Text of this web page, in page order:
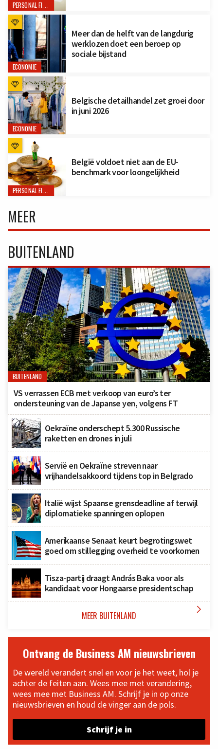
PERSONAL FINANCE
ECONOMIE
Meer dan de helft van de langdurig
werklozen doet een beroep op
sociale bijstand
ECONOMIE
Belgische detailhandel zet groei door
in juni 2026
PERSONAL FINANCE
België voldoet niet aan de EU-
benchmark voor loongelijkheid
MEER
BUITENLAND
BUITENLAND
VS verrassen ECB met verkoop van euro’s ter
ondersteuning van de Japanse yen, volgens FT
Oekraïne onderschept 5.300 Russische
raketten en drones in juli
Servië en Oekraïne streven naar
vrijhandelsakkoord tijdens top in Belgrado
Italië wijst Spaanse grensdeadline af terwijl
diplomatieke spanningen oplopen
Amerikaanse Senaat keurt begrotingswet
goed om stillegging overheid te voorkomen
Tisza-partij draagt András Baka voor als
kandidaat voor Hongaarse presidentschap
MEER BUITENLAND 
Ontvang de Business AM nieuwsbrieven
De wereld verandert snel en voor je het weet, hol je
achter de feiten aan. Wees mee met verandering,
wees mee met Business AM. Schrijf je in op onze
nieuwsbrieven en houd de vinger aan de pols.
Schrijf je in